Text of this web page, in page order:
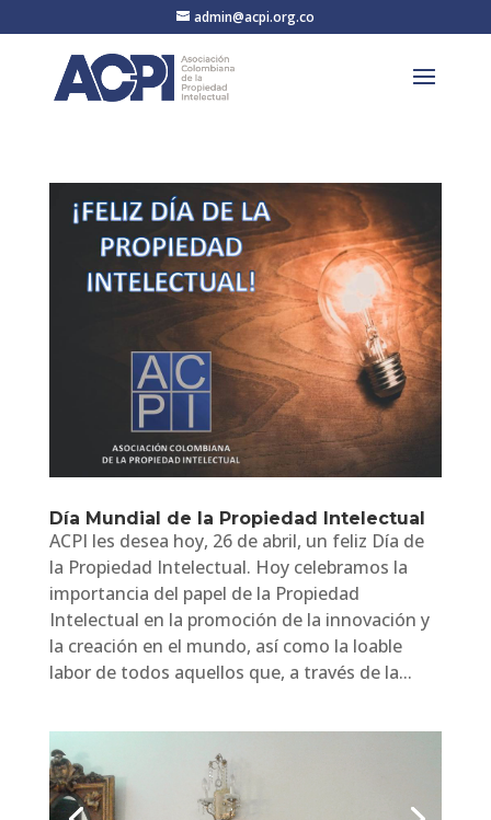
admin@acpi.org.co
Día Mundial de la Propiedad Intelectual
ACPI les desea hoy, 26 de abril, un feliz Día de
la Propiedad Intelectual. Hoy celebramos la
importancia del papel de la Propiedad
Intelectual en la promoción de la innovación y
la creación en el mundo, así como la loable
labor de todos aquellos que, a través de la...